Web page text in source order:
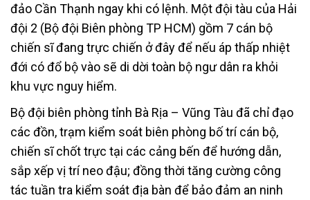
đảo Cần Thạnh ngay khi có lệnh. Một đội tàu của Hải
đội 2 (Bộ đội Biên phòng TP HCM) gồm 7 cán bộ
chiến sĩ đang trực chiến ở đây để nếu áp thấp nhiệt
đới có đổ bộ vào sẽ di dời toàn bộ ngư dân ra khỏi
khu vực nguy hiểm.
Bộ đội biên phòng tỉnh Bà Rịa – Vũng Tàu đã chỉ đạo
các đồn, trạm kiểm soát biên phòng bố trí cán bộ,
chiến sĩ chốt trực tại các cảng bến để hướng dẫn,
sắp xếp vị trí neo đậu; đồng thời tăng cường công
tác tuần tra kiểm soát địa bàn để bảo đảm an ninh